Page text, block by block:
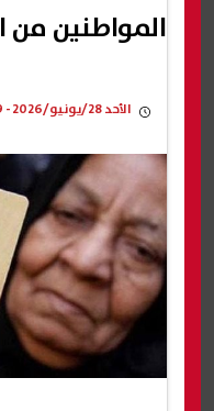
المواطنين من
الأحد 28/يونيو/2026 - 03:09 م